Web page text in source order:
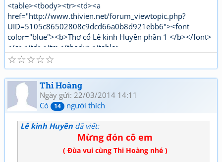
<table><tbody><tr><td><a
href="http://www.thivien.net/forum_viewtopic.php?
UID=5105c86502808c9dcd66a0b8d921ebb6"><font
color="blue"><b>Thơ cổ Lê kinh Huyền phần 1 </b></font>
</a></td></tr></tbody></table>
"http://www.thivien.net/forum_viewtopic.php?
UID=bkDYrcuJOSk9GouaL4BqFQ"><font color="red">
<b>Thơ mới Lê kinh Huyền phần 1</b></font></a></td>
</tr></tbody></table>[/html]
☆
☆
☆
☆
☆
Thi Hoàng
Ngày gửi: 22/03/2014 14:11
Có
14 người thích
Lê kinh Huyền đã viết:
Mừng đón cô em
( Đùa vui cùng Thi Hoàng nhé )